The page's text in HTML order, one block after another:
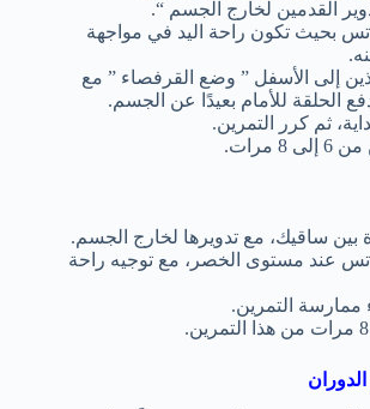
القدمين لخارج الجسم “.
بحيث تكون راحة اليد في مواجهة
إلى الأسفل ” وضع القرفصاء ” مع
الحلقة للأمام بعيدًا عن الجسم.
ثم كرر التمرين.
مرات.
بين ساقيك، مع تدويرها لخارج الجسم.
عند مستوى الخصر، مع توجيه راحة
ممارسة التمرين.